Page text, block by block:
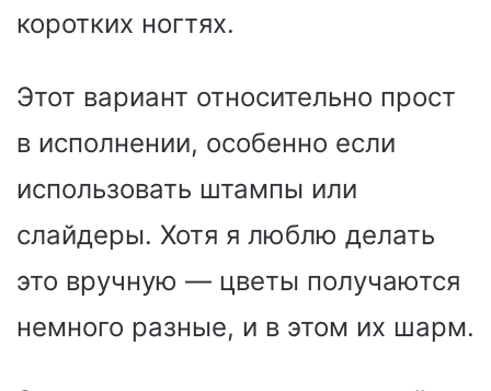
коротких ногтях.
Этот вариант относительно прост
в исполнении, особенно если
использовать штампы или
слайдеры. Хотя я люблю делать
это вручную — цветы получаются
немного разные, и в этом их шарм.